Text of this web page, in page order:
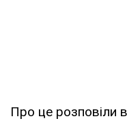
Про це розповіли